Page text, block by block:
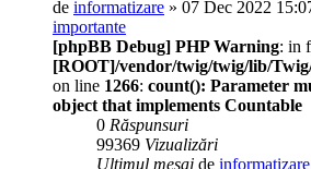
de informatizare » 07 Dec 2022
importante
[phpBB Debug] PHP Warning: in
[ROOT]/vendor/twig/twig/lib/
on line 1266: count(): Parameter
object that implements Countable
0 Răspunsuri
99369 Vizualizări
Ultimul mesaj de informatizare